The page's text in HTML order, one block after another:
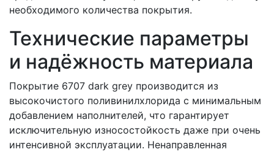
необходимого количества покрытия.
Технические параметры
и надёжность материала
Покрытие 6707 dark grey производится из
высокочистого поливинилхлорида с минимальным
добавлением наполнителей, что гарантирует
исключительную износостойкость даже при очень
интенсивной эксплуатации. Ненаправленная